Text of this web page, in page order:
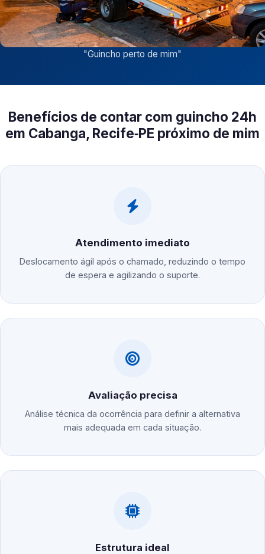
"Guincho perto de mim"
Benefícios de contar com guincho 24h
em Cabanga, Recife‑PE próximo de mim
Atendimento imediato
Deslocamento ágil após o chamado, reduzindo o tempo
de espera e agilizando o suporte.
Avaliação precisa
Análise técnica da ocorrência para definir a alternativa
mais adequada em cada situação.
Estrutura ideal